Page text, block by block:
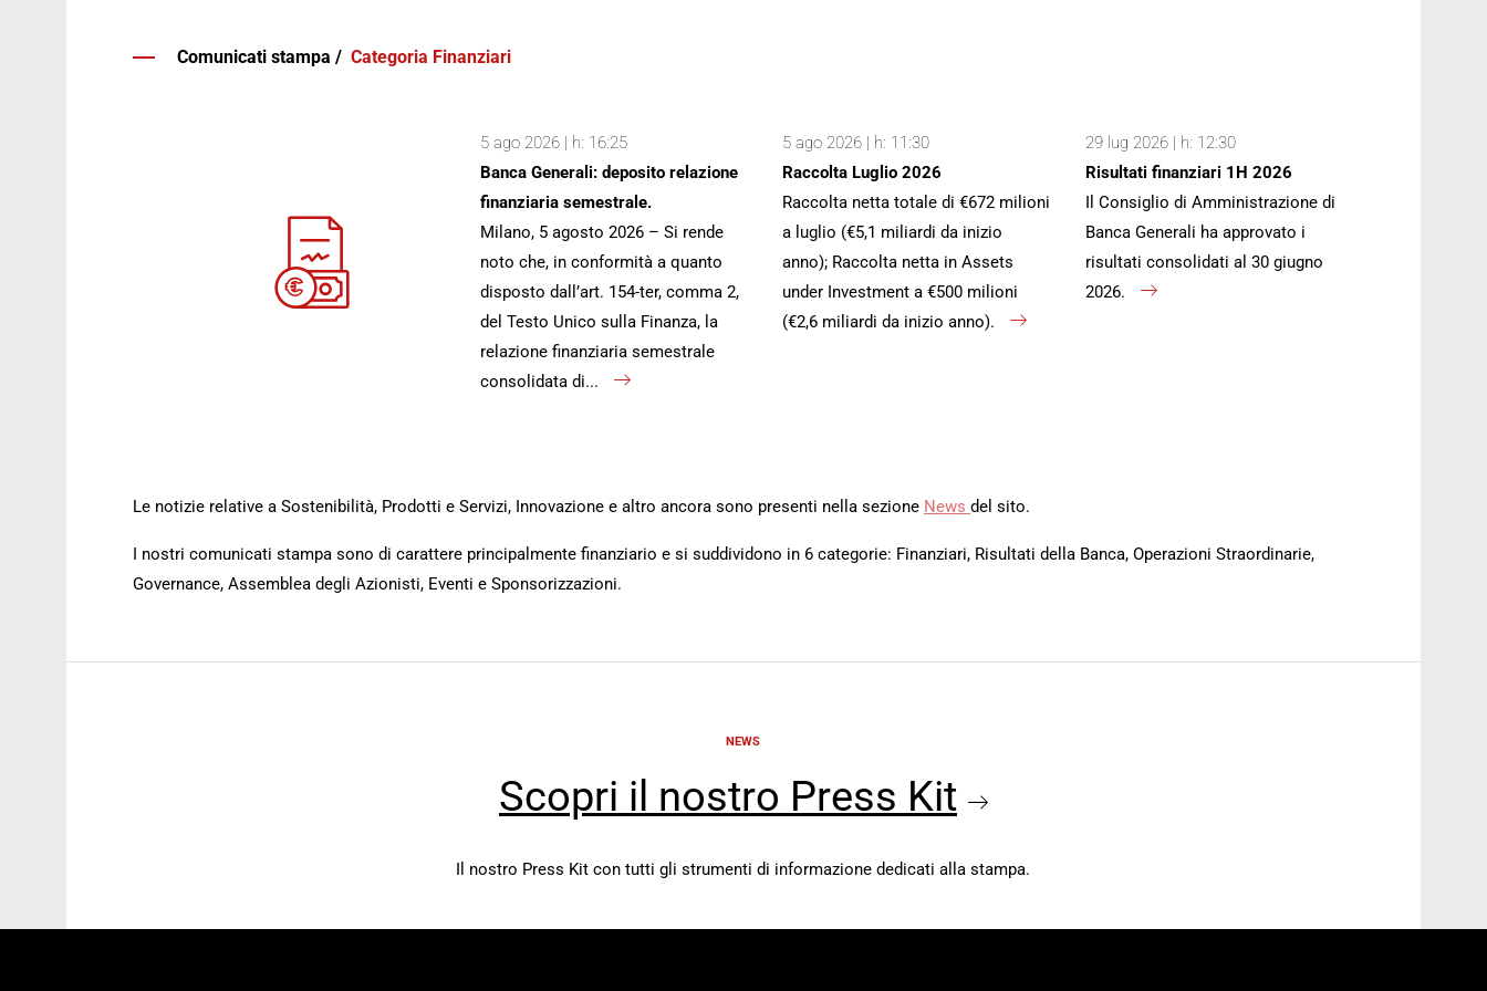
Comunicati stampa / Categoria Finanziari
5 ago 2026 | h: 16:25
Banca Generali: deposito relazione
finanziaria semestrale.
Milano, 5 agosto 2026 – Si rende
noto che, in conformità a quanto
disposto dall’art. 154-ter, comma 2,
del Testo Unico sulla Finanza, la
relazione finanziaria semestrale
consolidata di...
5 ago 2026 | h: 11:30
Raccolta Luglio 2026
Raccolta netta totale di €672 milioni
a luglio (€5,1 miliardi da inizio
anno); Raccolta netta in Assets
under Investment a €500 milioni
(€2,6 miliardi da inizio anno).
29 lug 2026 | h: 12:30
Risultati finanziari 1H 2026
Il Consiglio di Amministrazione di
Banca Generali ha approvato i
risultati consolidati al 30 giugno
2026.
Le notizie relative a Sostenibilità, Prodotti e Servizi, Innovazione e altro ancora sono presenti nella sezione News del sito.
I nostri comunicati stampa sono di carattere principalmente finanziario e si suddividono in 6 categorie: Finanziari, Risultati della Banca, Operazioni Straordinarie,
Governance, Assemblea degli Azionisti, Eventi e Sponsorizzazioni.
NEWS
Scopri il nostro Press Kit
Il nostro Press Kit con tutti gli strumenti di informazione dedicati alla stampa.